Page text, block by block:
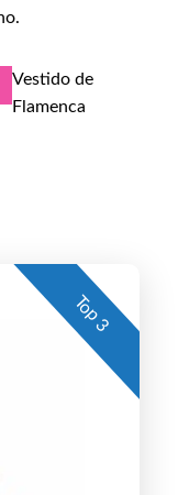
Vestido de
Flamenca
Top 3